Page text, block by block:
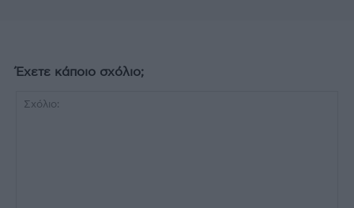
Έχετε κάποιο σχόλιο;